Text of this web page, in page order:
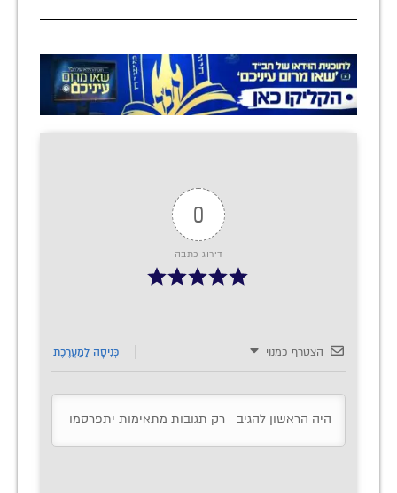
0
דירוג כתבה
הצטרף כמנוי כְּנִיסָה לַמַעֲרֶכֶת